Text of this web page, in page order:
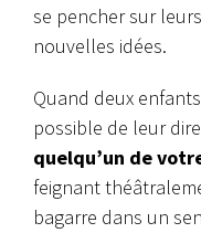
se pencher sur
nouvelles idées.
Quand deux
possible de leur
quelqu’un de
feignant
bagarre dans un